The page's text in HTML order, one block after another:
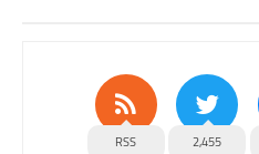
2,455
RSS